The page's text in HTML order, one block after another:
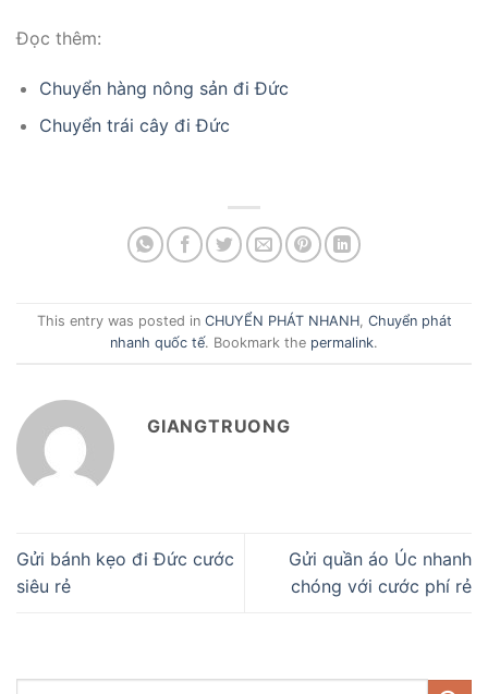
Đọc thêm:
Chuyển hàng nông sản đi Đức
Chuyển trái cây đi Đức
This entry was posted in CHUYỂN PHÁT NHANH, Chuyển phát
nhanh quốc tế. Bookmark the permalink.
GIANGTRUONG
Gửi bánh kẹo đi Đức cước
siêu rẻ
Gửi quần áo Úc nhanh
chóng với cước phí rẻ